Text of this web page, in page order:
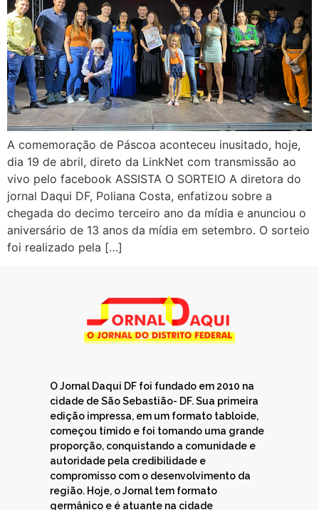
A comemoração de Páscoa aconteceu inusitado, hoje,
dia 19 de abril, direto da LinkNet com transmissão ao
vivo pelo facebook ASSISTA O SORTEIO A diretora do
jornal Daqui DF, Poliana Costa, enfatizou sobre a
chegada do decimo terceiro ano da mídia e anunciou o
aniversário de 13 anos da mídia em setembro. O sorteio
foi realizado pela […]
O Jornal Daqui DF foi fundado em 2010 na
cidade de São Sebastião- DF. Sua primeira
edição impressa, em um formato tabloide,
começou tímido e foi tomando uma grande
proporção, conquistando a comunidade e
autoridade pela credibilidade e
compromisso com o desenvolvimento da
região. Hoje, o Jornal tem formato
germânico e é atuante na cidade